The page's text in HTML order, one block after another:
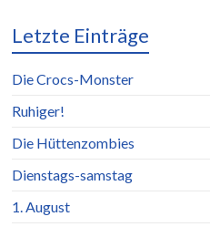
Letzte Einträge
Die Crocs-Monster
Ruhiger!
Die Hüttenzombies
Dienstags-samstag
1. August